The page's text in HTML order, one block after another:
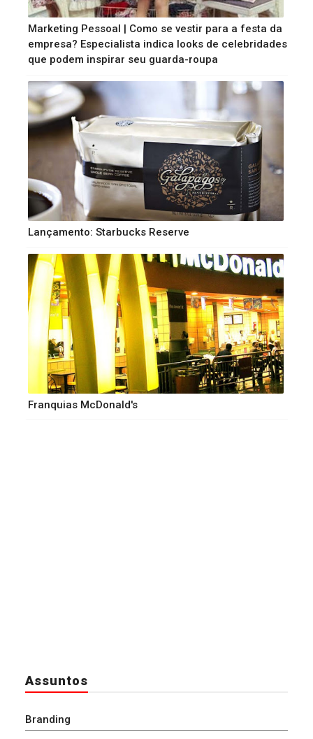
Marketing Pessoal | Como se vestir para a festa da
empresa? Especialista indica looks de celebridades
que podem inspirar seu guarda-roupa
Lançamento: Starbucks Reserve
Franquias McDonald's
Assuntos
Branding